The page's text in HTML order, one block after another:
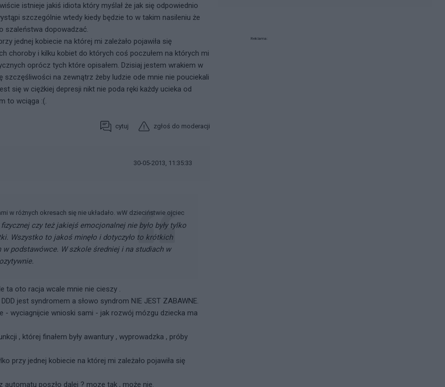
istnieje jakiś idiota który myślał że jak się odpowiednio
szczególnie wtedy kiedy będzie to w takim nasileniu że
szaleństwa dopowadzać.
jednej kobiecie na której mi zależało pojawiła się
choroby i kilku kobiet do których coś poczułem na których mi
oprócz tych które opisałem. Dzisiaj jestem wrakiem w
na zewnątrz żeby ludzie ode mnie nie pouciekali
się w ciężkiej depresji nikt nie poda ręki każdy ucieka od
to wciąga :(.
cytuj zgłoś do moderacji
30-05-2013, 11:35:33
w różnych okresach się nie układało. wW dzieciństwie ojciec
czy też jakiejś emocjonalnej nie było były tylko
Wszystko to jakoś minęło i dotyczyło to krótkich
podstawówce. W szkole średniej i na studiach w
ta oto racja wcale mnie nie cieszy .
jest syndromem a słowo syndrom NIE JEST ZABAWNE.
- wyciagnijcie wnioski sami - jak rozwój mózgu dziecka ma
, której finałem były awantury , wyprowadzka , próby
przy jednej kobiecie na której mi zależało pojawiła się
automatu poszło dalej ? moze tak , może nie.
Reklama: